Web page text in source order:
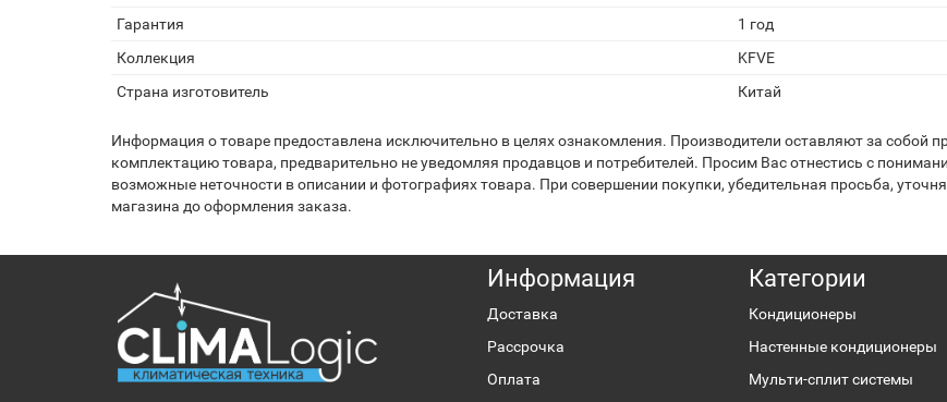
Гарантия
1 год
Коллекция
KFVE
Страна изготовитель
Китай
Информация о товаре предоставлена исключительно в целях ознакомления. Производители оставляют за собой
комплектацию товара, предварительно не уведомляя продавцов и потребителей. Просим Вас отнестись с
возможные неточности в описании и фотографиях товара. При совершении покупки, убедительная просьба,
магазина до оформления заказа.
Информация
Доставка
Рассрочка
Оплата
Категории
Кондиционеры
Настенные кондиционеры
Мульти-сплит системы